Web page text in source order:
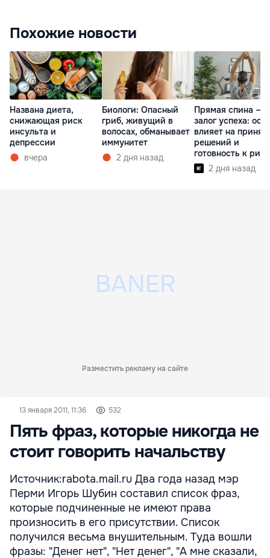
Похожие новости
Названа диета,
снижающая риск
инсульта и
депрессии
вчера
Биологи: Опасный
гриб, живущий в
волосах, обманывает
иммунитет
2 дня назад
Прямая спина —
залог успеха:
влияет на
решений и
готовность к
2 дня назад
Разместить рекламу на сайте
13 января 2011, 11:36 532
Пять фраз, которые никогда не
стоит говорить начальству
Источник:rabota.mail.ru Два года назад мэр
Перми Игорь Шубин составил список фраз,
которые подчиненные не имеют права
произносить в его присутствии. Список
получился весьма внушительным. Туда вошли
фразы: "Денег нет", "Нет денег", "А мне сказали,